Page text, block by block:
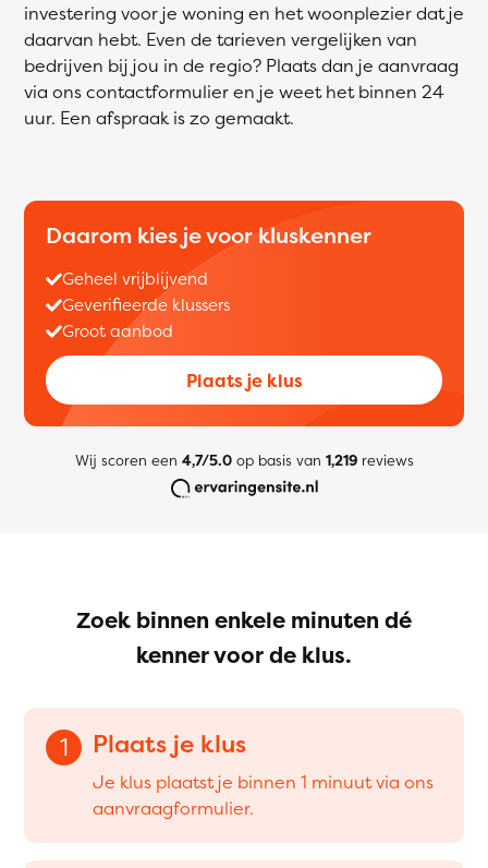
investering voor je woning en het woonplezier dat je
daarvan hebt. Even de tarieven vergelijken van
bedrijven bij jou in de regio? Plaats dan je aanvraag
via ons contactformulier en je weet het binnen 24
uur. Een afspraak is zo gemaakt.
Daarom kies je voor kluskenner
Geheel vrijblijvend
Geverifieerde klussers
Groot aanbod
Plaats je klus
Wij scoren een 4,7/5.0op basis van 1,219reviews
Zoek binnen enkele minuten dé
kenner voor de klus.
1 Plaats je klus
Je klus plaatst je binnen 1 minuut via ons
aanvraagformulier.